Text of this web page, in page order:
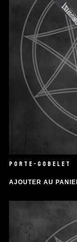
PORTE-GOBELET
AJOUTER AU